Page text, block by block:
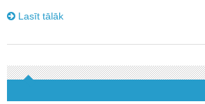
Lasīt tālāk